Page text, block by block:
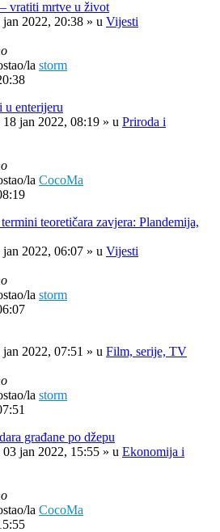
vratiti mrtve u život
jan 2022, 20:38 » u Vijesti
la storm
u enterijeru
18 jan 2022, 08:19 » u Priroda i
la CocoMa
teoretičara zavjera: Plandemija,
jan 2022, 06:07 » u Vijesti
la storm
jan 2022, 07:51 » u Film, serije, TV
la storm
građane po džepu
03 jan 2022, 15:55 » u Ekonomija i
la CocoMa